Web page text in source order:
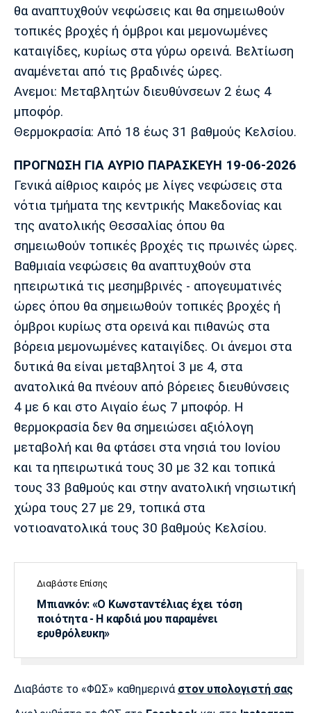
θα αναπτυχθούν νεφώσεις και θα σημειωθούν
τοπικές βροχές ή όμβροι και μεμονωμένες
καταιγίδες, κυρίως στα γύρω ορεινά. Βελτίωση
αναμένεται από τις βραδινές ώρες.
Ανεμοι: Μεταβλητών διευθύνσεων 2 έως 4
μποφόρ.
Θερμοκρασία: Από 18 έως 31 βαθμούς Κελσίου.
ΠΡΟΓΝΩΣΗ ΓΙΑ ΑΥΡΙΟ ΠΑΡΑΣΚΕΥΗ 19-06-2026
Γενικά αίθριος καιρός με λίγες νεφώσεις στα
νότια τμήματα της κεντρικής Μακεδονίας και
της ανατολικής Θεσσαλίας όπου θα
σημειωθούν τοπικές βροχές τις πρωινές ώρες.
Βαθμιαία νεφώσεις θα αναπτυχθούν στα
ηπειρωτικά τις μεσημβρινές - απογευματινές
ώρες όπου θα σημειωθούν τοπικές βροχές ή
όμβροι κυρίως στα ορεινά και πιθανώς στα
βόρεια μεμονωμένες καταιγίδες. Οι άνεμοι στα
δυτικά θα είναι μεταβλητοί 3 με 4, στα
ανατολικά θα πνέουν από βόρειες διευθύνσεις
4 με 6 και στο Αιγαίο έως 7 μποφόρ. Η
θερμοκρασία δεν θα σημειώσει αξιόλογη
μεταβολή και θα φτάσει στα νησιά του Ιονίου
και τα ηπειρωτικά τους 30 με 32 και τοπικά
τους 33 βαθμούς και στην ανατολική νησιωτική
χώρα τους 27 με 29, τοπικά στα
νοτιοανατολικά τους 30 βαθμούς Κελσίου.
Διαβάστε Επίσης
Μπιανκόν: «Ο Κωνσταντέλιας έχει τόση
ποιότητα - Η καρδιά μου παραμένει
ερυθρόλευκη»
Διαβάστε το «ΦΩΣ» καθημερινά στον υπολογιστή σας